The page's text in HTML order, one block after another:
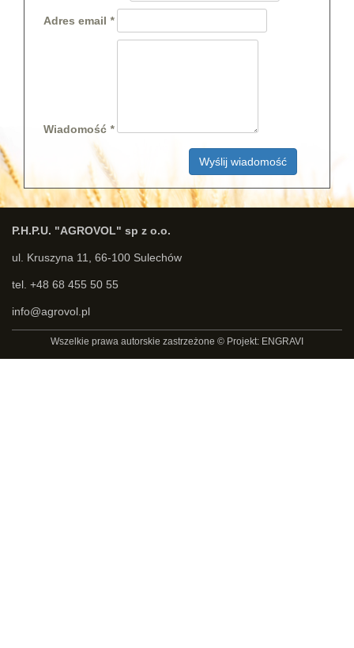
Adres email
Wiadomość
Wyślij wiadomość
P.H.P.U. "AGROVOL" sp z o.o.
ul. Kruszyna 11, 66-100 Sulechów
tel. +48 68 455 50 55
info@agrovol.pl
Wszelkie prawa autorskie zastrzeżone © Projekt: ENGRAVI